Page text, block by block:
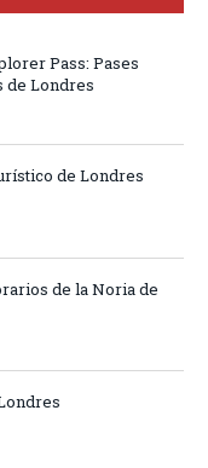
Pass: Pases
de Londres
de Londres
de la Noria de